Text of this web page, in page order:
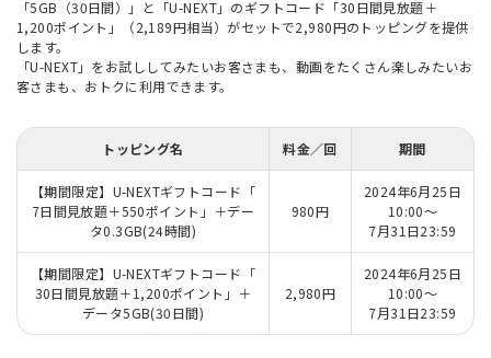
「5GB（30日間）」と「U-NEXT」のギフトコード「30日間見放題＋
1,200ポイント」（2,189円相当）がセットで2,980円のトッピングを提供
します。
「U-NEXT」をお試ししてみたいお客さまも、動画をたくさん楽しみたいお
客さまも、おトクに利用できます。
トッピング名 料金／回 期間
【期間限定】U-NEXTギフトコード「
7日間見放題＋550ポイント」＋デー
タ0.3GB(24時間)
980円
2024年6月25日
10:00～
7月31日23:59
【期間限定】U-NEXTギフトコード「
30日間見放題＋1,200ポイント」＋
データ5GB(30日間)
2,980円
2024年6月25日
10:00～
7月31日23:59